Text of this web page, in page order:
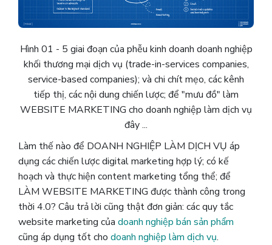
Hình 01 - 5 giai đoạn của phễu kinh doanh doanh nghiệp
khối thương mại dịch vụ (trade-in-services companies,
service-based companies); và chi chít mẹo, các kênh
tiếp thị, các nội dung chiến lược; để "mưu đồ" làm
WEBSITE MARKETING cho doanh nghiệp làm dịch vụ
đây ...
Làm thế nào để DOANH NGHIỆP LÀM DỊCH VỤ áp
dụng các chiến lược digital marketing hợp lý; có kế
hoạch và thực hiện content marketing tổng thể; để
LÀM WEBSITE MARKETING được thành công trong
thời 4.0? Câu trả lời cũng thật đơn giản: các quy tắc
website marketing củadoanh nghiệp bán sản phẩm
cũng áp dụng tốt chodoanh nghiệp làm dịch vụ.